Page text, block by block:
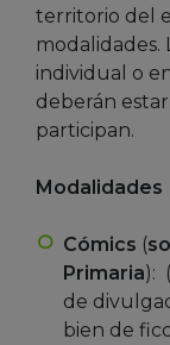
territorio del
individual o
deberán
participan.
Modalidades
Cómics (
Primaria):
de
bien de